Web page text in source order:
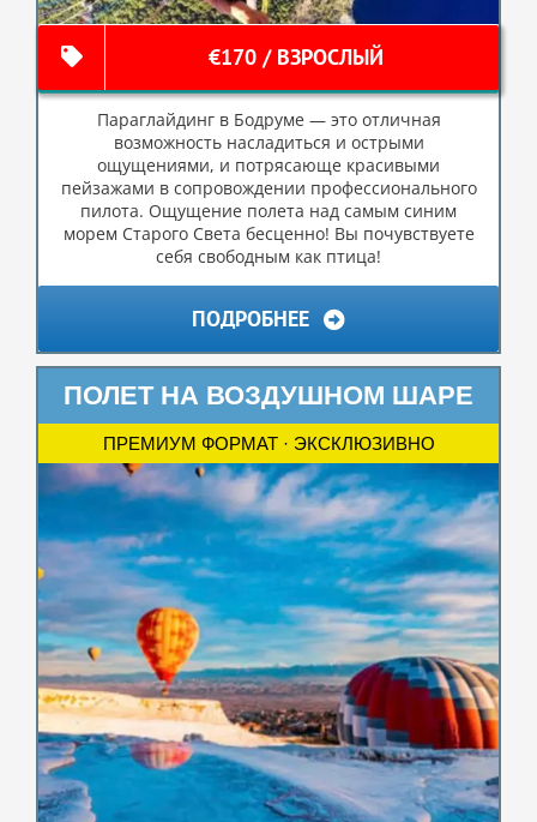
€170 / ВЗРОСЛЫЙ
Параглайдинг в Бодруме — это отличная
возможность насладиться и острыми
ощущениями, и потрясающе красивыми
пейзажами в сопровождении профессионального
пилота. Ощущение полета над самым синим
морем Старого Света бесценно! Вы почувствуете
себя свободным как птица!
ПОДРОБНЕЕ
ПОЛЕТ НА ВОЗДУШНОМ ШАРЕ
ПРЕМИУМ ФОРМАТ · ЭКСКЛЮЗИВНО